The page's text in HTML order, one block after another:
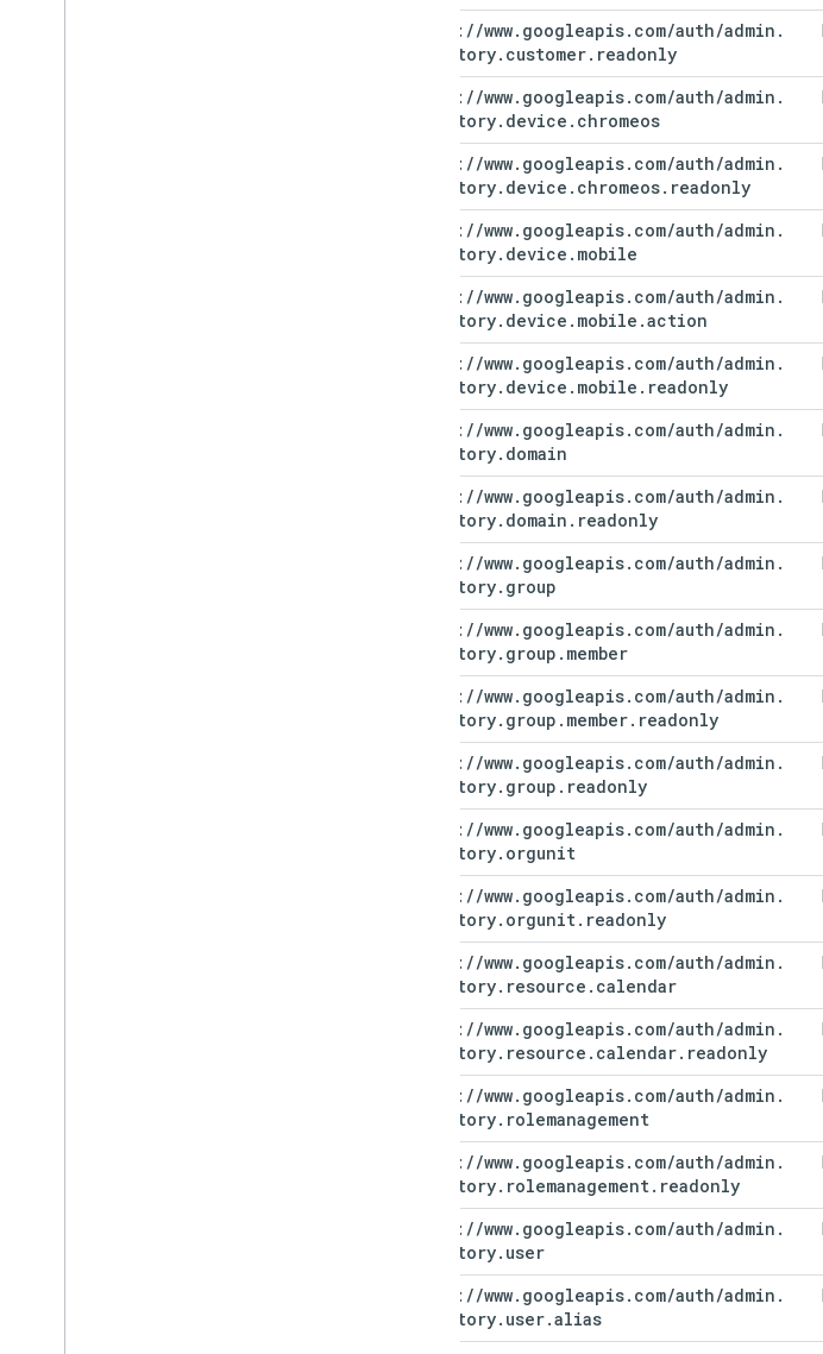
https: //www. googleapis. com/auth/admin .
directory. customer. readonly
https: //www. googleapis. com/auth/admin .
directory. device . chromeos
https: //www. googleapis. com/auth/admin .
directory. device . chromeos. readonly
https: //www. googleapis. com/auth/admin .
directory. device . mobile
https: //www. googleapis. com/auth/admin .
directory. device . mobile .action
https: //www. googleapis. com/auth/admin .
directory. device . mobile . readonly
https: //www. googleapis. com/auth/admin .
directory. domain
https: //www. googleapis. com/auth/admin .
directory. domain . readonly
https: //www. googleapis. com/auth/admin .
directory. group
https: //www. googleapis. com/auth/admin .
directory. group . member
https: //www. googleapis. com/auth/admin .
directory. group . member. readonly
https: //www. googleapis. com/auth/admin .
directory. group . readonly
https: //www. googleapis. com/auth/admin .
directory. orgunit
https: //www. googleapis. com/auth/admin .
directory. orgunit. readonly
https: //www. googleapis. com/auth/admin .
directory. resource . calendar
https: //www. googleapis. com/auth/admin .
directory. resource . calendar. readonly
https: //www. googleapis. com/auth/admin .
directory. rolemanagement
https: //www. googleapis. com/auth/admin .
directory. rolemanagement. readonly
https: //www. googleapis. com/auth/admin .
directory. user
https: //www. googleapis. com/auth/admin .
directory. user.alias